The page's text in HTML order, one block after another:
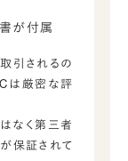
が付属
引されるの
は厳密な評
なく第三者
保証されて